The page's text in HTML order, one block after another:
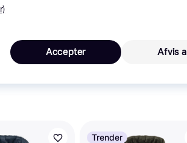
Trender
Afvis
Accepter